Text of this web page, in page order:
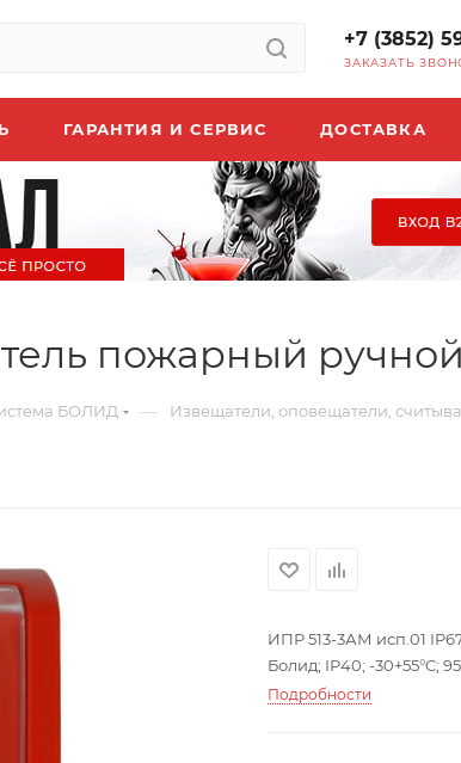
+7 (3852)
ЗАКАЗАТЬ
ГАРАНТИЯ И СЕРВИС ДОСТАВКА
пожарный
БОЛИД — Извещатели, оповещатели,
ИПР 513-3АМ исп.01
Болид; IР40; -30+55°C;
Подробности